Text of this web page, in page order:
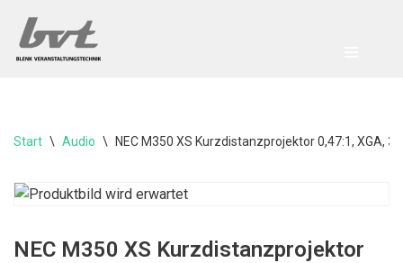
Zum
Start \ Audio \ NEC M350 XS Kurzdistanzprojektor 0,47:1, XGA,
NEC M350 XS Kurzdistanzprojektor